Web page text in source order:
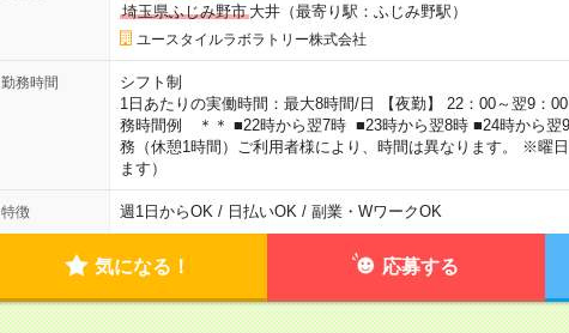
埼玉県ふじみ野市大井（最寄り駅：ふじみ野駅）
ユースタイルラボラトリー株式会社
勤務時間
シフト制
1日あたりの実働時間：最大8時間/日 【夜勤】 22：00～翌9
務時間例 ＊＊ ■22時から翌7時 ■23時から翌8時 ■24時から
務（休憩1時間）ご利用者様により、時間は異なります。 ※曜
ます）
特徴 週1日からOK / 日払いOK / 副業・WワークOK
気になる！ 応募する